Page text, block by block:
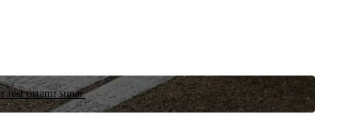
test ortamı sunar.